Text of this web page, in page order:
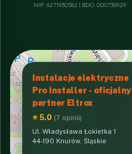
NIP: 6271930582 | BDO: 000736929
Instalacje elektryczne
Pro Installer - oficjalny
partner Eltrox
⭐ 5.0 (7 opinii)
Ul. Władysława Łokietka 1
44-190 Knurów, Śląskie